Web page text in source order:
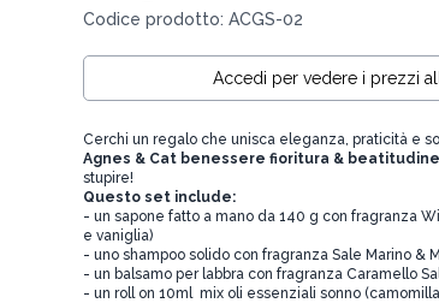
Codice prodotto: ACGS-02
Accedi per vedere i prezzi
Cerchi un regalo che unisca eleganza, praticità e
Agnes & Cat benessere fioritura & beatitudine
stupire!
Questo set include:
- un sapone fatto a mano da 140 g con fragranza
e vaniglia)
- uno shampoo solido con fragranza Sale Marino &
- un balsamo per labbra con fragranza Caramello
- un roll on 10ml mix oli essenziali sonno